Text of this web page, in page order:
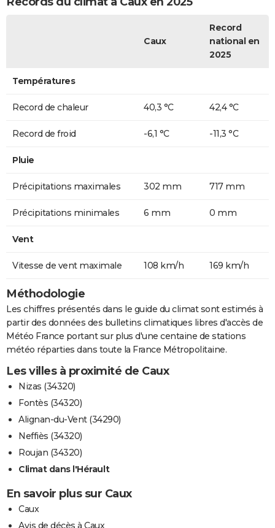
Caux
Record
national en
2025
Températures
Record de chaleur 40,3 °C 42,4 °C
Record de froid -6,1 °C -11,3 °C
Pluie
Précipitations maximales 302 mm 717 mm
Précipitations minimales 6 mm 0 mm
Vent
Vitesse de vent maximale 108 km/h 169 km/h
Méthodologie
Les chiffres présentés dans le guide du climat sont estimés à
partir des données des bulletins climatiques libres d'accès de
Météo France portant sur plus d'une centaine de stations
météo réparties dans toute la France Métropolitaine.
Les villes à proximité de Caux
Nizas (34320)
Fontès (34320)
Alignan-du-Vent (34290)
Neffiès (34320)
Roujan (34320)
Climat dans l'Hérault
En savoir plus sur Caux
Caux
Avis de décès à Caux